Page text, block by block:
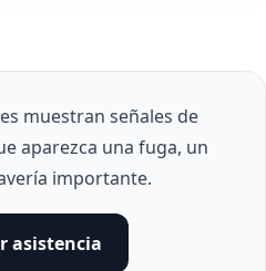
muestran señales de
aparezca una fuga, un
importante.
asistencia